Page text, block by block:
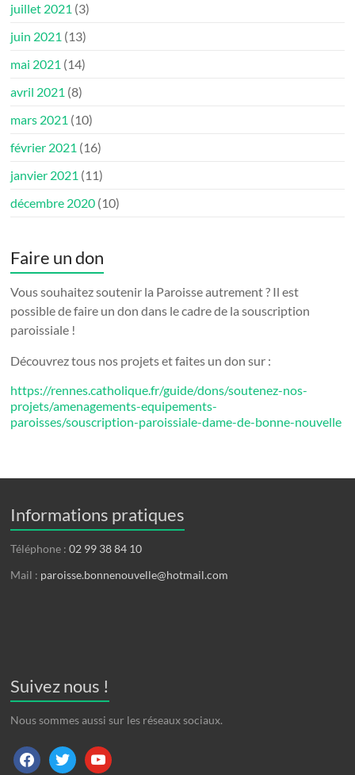
juillet 2021 (3)
juin 2021 (13)
mai 2021 (14)
avril 2021 (8)
mars 2021 (10)
février 2021 (16)
janvier 2021 (11)
décembre 2020 (10)
Faire un don
Vous souhaitez soutenir la Paroisse autrement ? Il est
possible de faire un don dans le cadre de la souscription
paroissiale !
Découvrez tous nos projets et faites un don sur :
https://rennes.catholique.fr/guide/dons/soutenez-nos-
projets/amenagements-equipements-
paroisses/souscription-paroissiale-dame-de-bonne-nouvelle
Informations pratiques
Téléphone :02 99 38 84 10
Mail : paroisse.bonnenouvelle@hotmail.com
Suivez nous !
Nous sommes aussi sur les réseaux sociaux.
facebooktwitter youtube